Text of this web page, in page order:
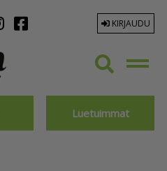
KIRJAUDU
Luetuimmat